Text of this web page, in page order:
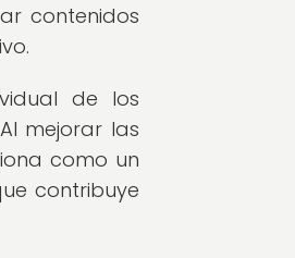
contenidos
de los
mejorar las
como un
contribuye